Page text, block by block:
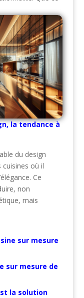
la tendance à
du design
où il
Ce
non
mais
sur mesure
sur mesure de
la solution